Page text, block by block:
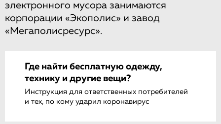
электронного мусора занимаются
корпорации «Экополис» и завод
«Мегаполисресурс».
Где найти бесплатную одежду,
технику и другие вещи?
Инструкция для ответственных потребителей
и тех, по кому ударил коронавирус